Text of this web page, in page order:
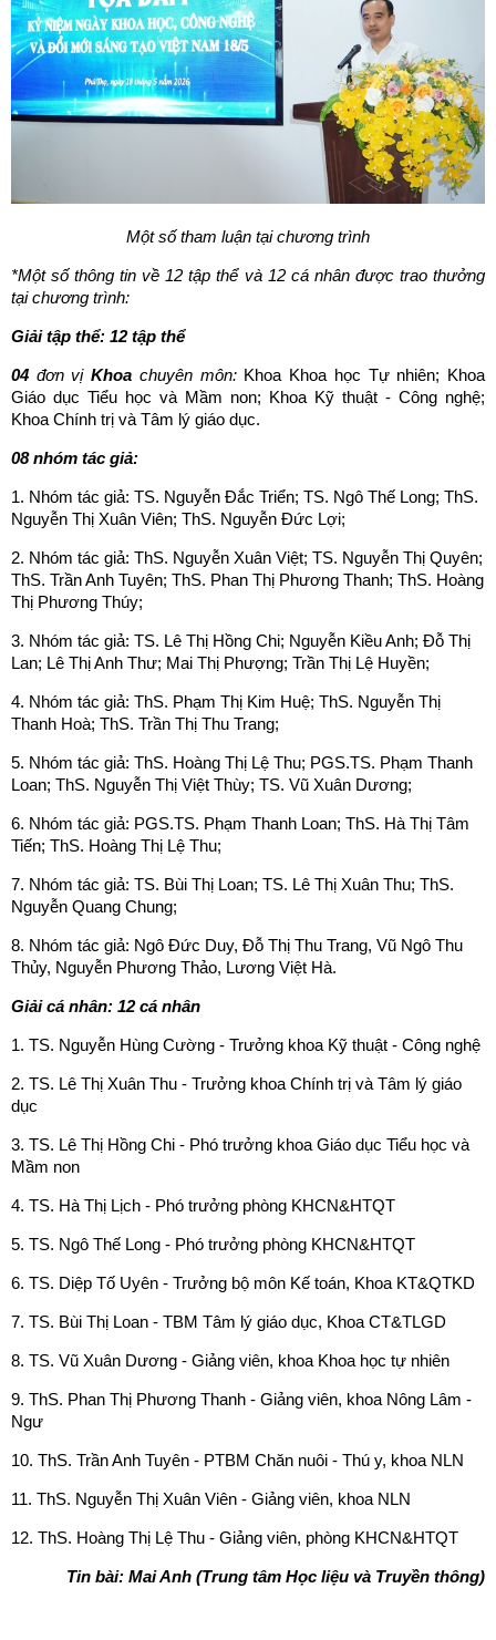
Một số tham luận tại chương trình
*Một số thông tin về 12 tập thể và 12 cá nhân được trao thưởng
tại chương trình:
Giải tập thể: 12 tập thể
04 đơn vịKhoa chuyên môn: Khoa Khoa học Tự nhiên; Khoa
Giáo dục Tiểu học và Mầm non; Khoa Kỹ thuật - Công nghệ;
Khoa Chính trị và Tâm lý giáo dục.
08 nhóm tác giả:
1. Nhóm tác giả: TS. Nguyễn Đắc Triển; TS. Ngô Thế Long; ThS.
Nguyễn Thị Xuân Viên; ThS. Nguyễn Đức Lợi;
2. Nhóm tác giả: ThS. Nguyễn Xuân Việt; TS. Nguyễn Thị Quyên;
ThS. Trần Anh Tuyên; ThS. Phan Thị Phương Thanh; ThS. Hoàng
Thị Phương Thúy;
3. Nhóm tác giả: TS. Lê Thị Hồng Chi; Nguyễn Kiều Anh; Đỗ Thị
Lan; Lê Thị Anh Thư; Mai Thị Phượng; Trần Thị Lệ Huyền;
4. Nhóm tác giả: ThS. Phạm Thị Kim Huệ; ThS. Nguyễn Thị
Thanh Hoà; ThS. Trần Thị Thu Trang;
5. Nhóm tác giả: ThS. Hoàng Thị Lệ Thu; PGS.TS. Phạm Thanh
Loan; ThS. Nguyễn Thị Việt Thùy; TS. Vũ Xuân Dương;
6. Nhóm tác giả: PGS.TS. Phạm Thanh Loan; ThS. Hà Thị Tâm
Tiến; ThS. Hoàng Thị Lệ Thu;
7. Nhóm tác giả: TS. Bùi Thị Loan; TS. Lê Thị Xuân Thu; ThS.
Nguyễn Quang Chung;
8. Nhóm tác giả: Ngô Đức Duy, Đỗ Thị Thu Trang, Vũ Ngô Thu
Thủy, Nguyễn Phương Thảo, Lương Việt Hà.
Giải cá nhân: 12 cá nhân
1. TS. Nguyễn Hùng Cường - Trưởng khoa Kỹ thuật - Công nghệ
2. TS. Lê Thị Xuân Thu - Trưởng khoa Chính trị và Tâm lý giáo
dục
3. TS. Lê Thị Hồng Chi - Phó trưởng khoa Giáo dục Tiểu học và
Mầm non
4. TS. Hà Thị Lịch - Phó trưởng phòng KHCN&HTQT
5. TS. Ngô Thế Long - Phó trưởng phòng KHCN&HTQT
6. TS. Diệp Tố Uyên - Trưởng bộ môn Kế toán, Khoa KT&QTKD
7. TS. Bùi Thị Loan - TBM Tâm lý giáo dục, Khoa CT&TLGD
8. TS. Vũ Xuân Dương - Giảng viên, khoa Khoa học tự nhiên
9. ThS. Phan Thị Phương Thanh - Giảng viên, khoa Nông Lâm -
Ngư
10. ThS. Trần Anh Tuyên - PTBM Chăn nuôi - Thú y, khoa NLN
11. ThS. Nguyễn Thị Xuân Viên - Giảng viên, khoa NLN
12. ThS. Hoàng Thị Lệ Thu - Giảng viên, phòng KHCN&HTQT
Tin bài: Mai Anh (Trung tâm Học liệu và Truyền thông)